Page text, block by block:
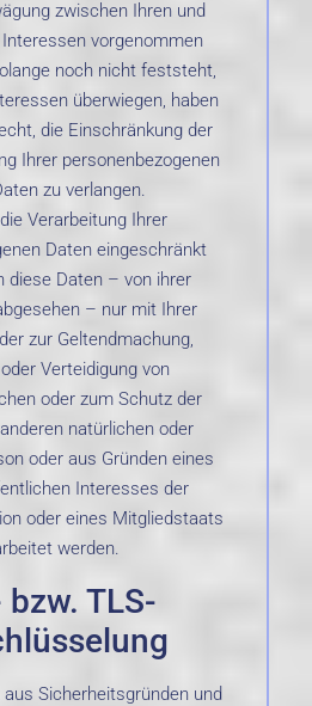
zwischen Ihren und
vorgenommen
noch nicht feststeht,
überwiegen, haben
die Einschränkung der
Ihrer personenbezogenen
zu verlangen.
Verarbeitung Ihrer
Daten eingeschränkt
diese Daten – von ihrer
– nur mit Ihrer
zur Geltendmachung,
Verteidigung von
oder zum Schutz der
natürlichen oder
oder aus Gründen eines
Interesses der
oder eines Mitgliedstaats
werden.
bzw. TLS-
Sicherheitsgründen und